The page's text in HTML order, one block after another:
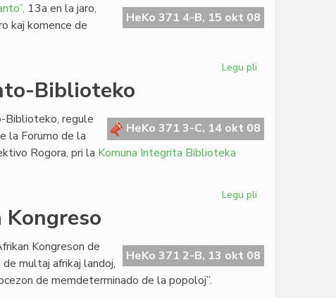
politikan
partion?
HeKo 371 4-B, 15 okt 08
13a en la jaro,
kaj komence de
Legu pli
n-
ro
Biblioteko
HeKo 371 3-C, 14 okt 08
Biblioteko, regule
la Forumo de la
Rogora, pri la Komuna Integrita Biblioteka
Legu pli
la
Esperanto-
HeKo 371 2-B, 13 okt 08
Kongreson de
multaj afrikaj landoj,
de memdeterminado de la popoloj”.